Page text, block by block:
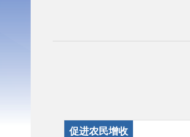
促进农民增收